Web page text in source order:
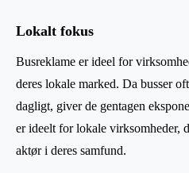
Lokalt fokus
Busreklame er ideel for
deres lokale marked. Da busser
dagligt, giver de gentagen
er ideelt for lokale virksomheder,
aktør i deres samfund.